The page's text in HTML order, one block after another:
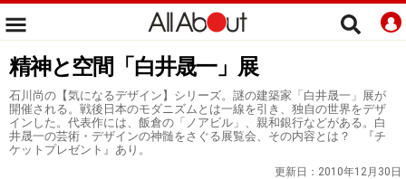
精神と空間「白井晟一」展
石川尚の【気になるデザイン】シリーズ。謎の建築家「白井晟一」展が
開催される。戦後日本のモダニズムとは一線を引き、独自の世界をデザ
インした。代表作には、飯倉の「ノアビル」、親和銀行などがある。白
井晟一の芸術・デザインの神髄をさぐる展覧会、その内容とは？ 『チ
ケットプレゼント』あり。
更新日： 2010年12月30日